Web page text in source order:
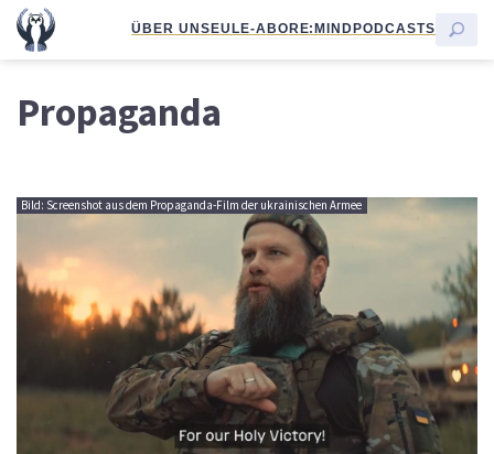
ÜBER UNSEULE-ABORE:MINDPODCASTS
Propaganda
Bild: Screenshot aus dem Propaganda-Film der ukrainischen Armee